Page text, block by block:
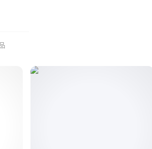
力释放机制，可能无法满足打气筒的持续使
备压力容器资质的厂商才能操作。自行改装
步骤。
改装可能成为安全隐患？
器罐改装件主要存在三重风险：